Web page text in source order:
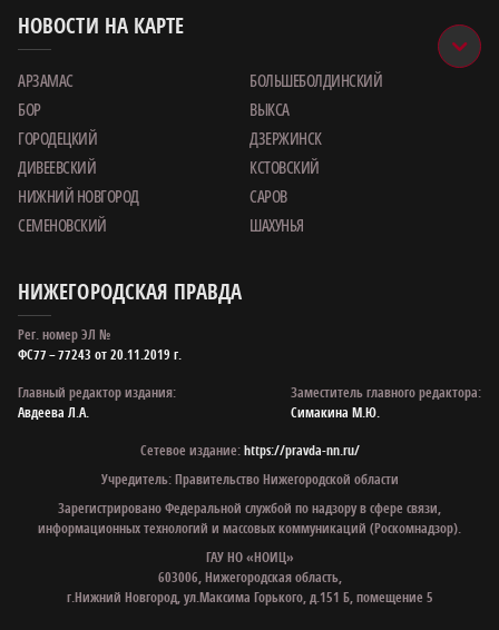
НОВОСТИ НА КАРТЕ
АРЗАМАС
БОЛЬШЕБОЛДИНСКИЙ
БОР
ВЫКСА
ГОРОДЕЦКИЙ
ДЗЕРЖИНСК
ДИВЕЕВСКИЙ
КСТОВСКИЙ
НИЖНИЙ НОВГОРОД
САРОВ
СЕМЕНОВСКИЙ
ШАХУНЬЯ
НИЖЕГОРОДСКАЯ ПРАВДА
Рег. номер ЭЛ №
ФС77 – 77243 от 20.11.2019 г.
Главный редактор издания:
Авдеева Л.А.
Заместитель главного редактора:
Симакина М.Ю.
Сетевое издание:https://pravda-nn.ru/
Учредитель: Правительство Нижегородской области
Зарегистрировано Федеральной службой по надзору в сфере связи,
информационных технологий и массовых коммуникаций (Роскомнадзор).
ГАУ НО «НОИЦ»
603006, Нижегородская область,
г.Нижний Новгород, ул.Максима Горького, д.151 Б, помещение 5